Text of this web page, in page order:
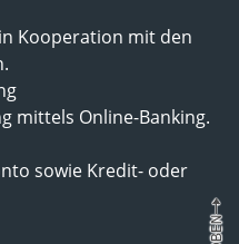
Kooperation mit den
mittels Online-Banking.
sowie Kredit- oder